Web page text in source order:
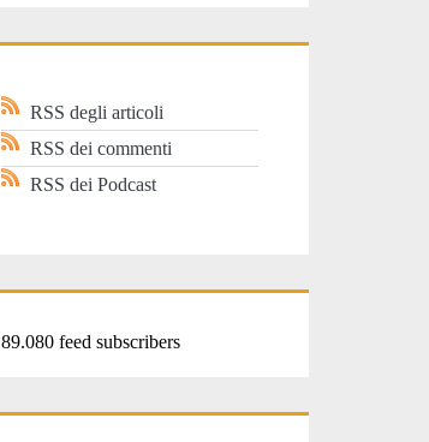
RSS degli articoli
RSS dei commenti
RSS dei Podcast
89.080 feed subscribers